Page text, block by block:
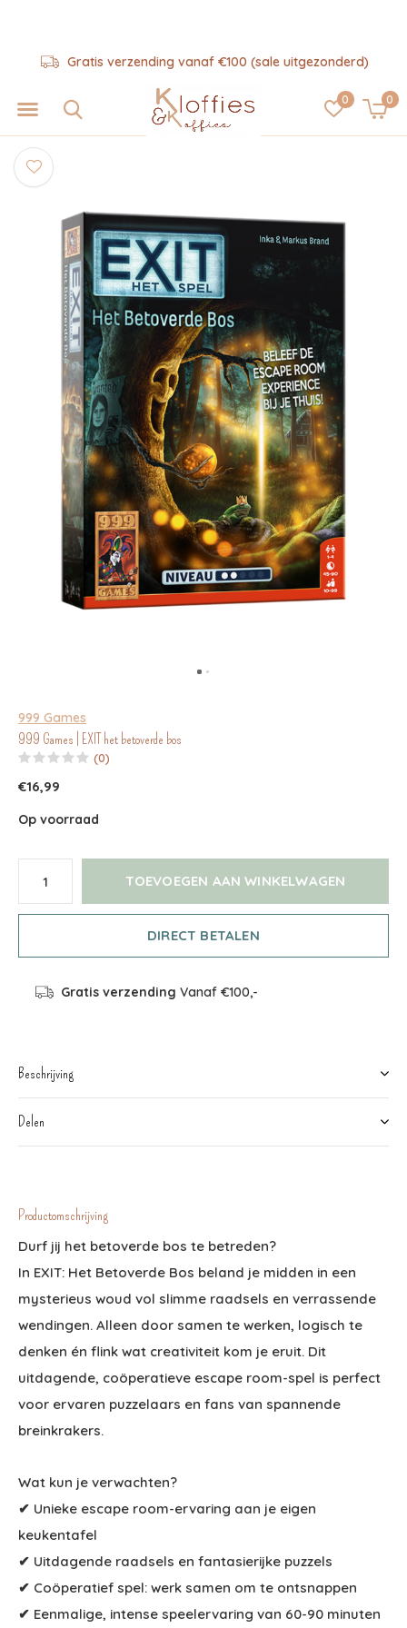
0 0
Gratis verzending vanaf €100 (sale uitgezonderd)
999 Games
999 Games | EXIT het betoverde bos
(0)
€16,99
Op voorraad
TOEVOEGEN AAN WINKELWAGEN
DIRECT BETALEN
Gratis verzending Vanaf €100,-
Beschrijving
Delen
Productomschrijving
Durf jij het betoverde bos te betreden?
In EXIT: Het Betoverde Bos beland je midden in een
mysterieus woud vol slimme raadsels en verrassende
wendingen. Alleen door samen te werken, logisch te
denken én flink wat creativiteit kom je eruit. Dit
uitdagende, coöperatieve escape room-spel is perfect
voor ervaren puzzelaars en fans van spannende
breinkrakers.
Wat kun je verwachten?
✔ Unieke escape room-ervaring aan je eigen
keukentafel
✔ Uitdagende raadsels en fantasierijke puzzels
✔ Coöperatief spel: werk samen om te ontsnappen
✔ Eenmalige, intense speelervaring van 60-90 minuten